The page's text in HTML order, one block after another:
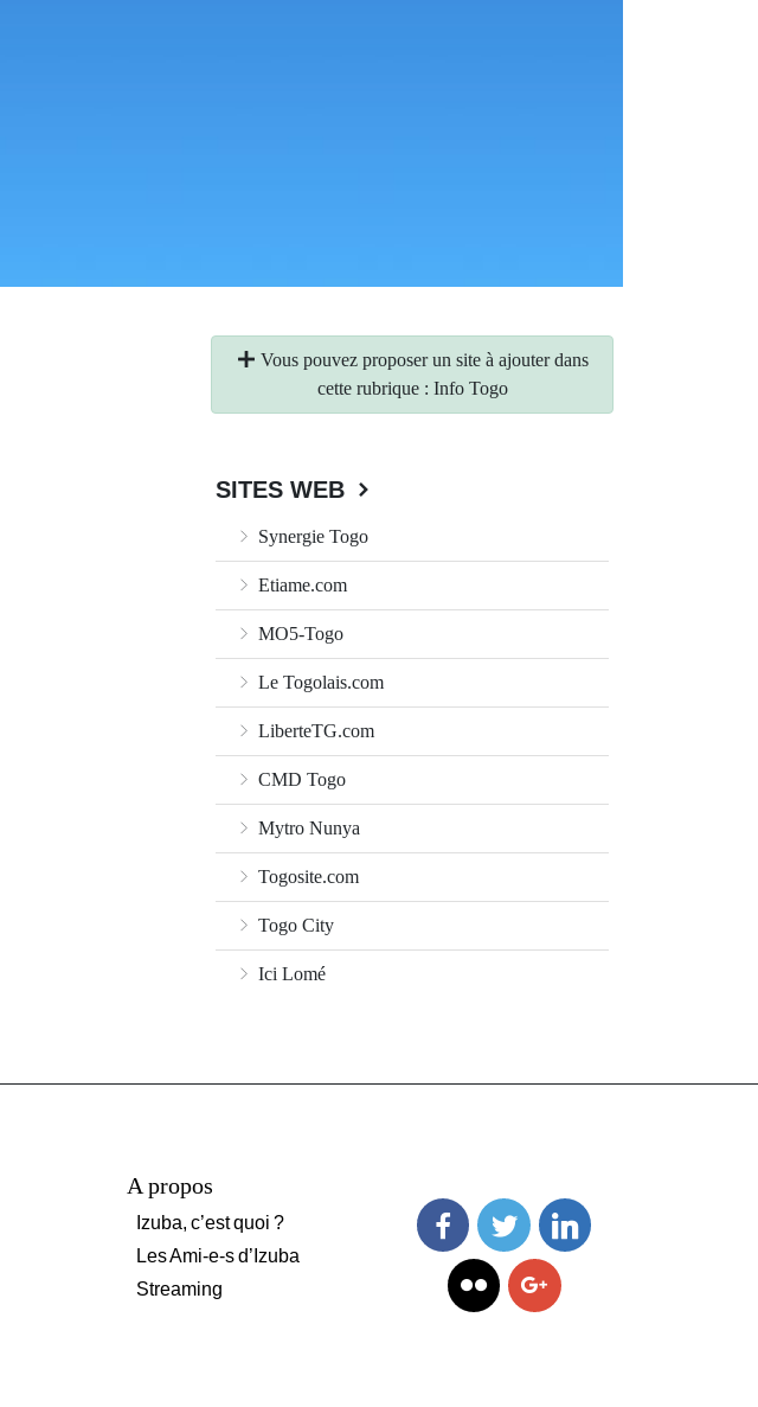
Vous pouvez proposer un site à ajouter dans
cette rubrique : Info Togo
SITES WEB
Synergie Togo
Etiame.com
MO5-Togo
Le Togolais.com
LiberteTG.com
CMD Togo
Mytro Nunya
Togosite.com
Togo City
Ici Lomé
A propos
Izuba, c’est quoi ?
Les Ami-e-s d’Izuba
Streaming
FacebookTwitter